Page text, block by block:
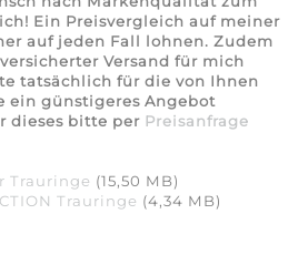
Ein Preisvergleich auf meiner
auf jeden Fall lohnen. Zudem
Versand für mich
tatsächlich für die von Ihnen
ein günstigeres Angebot
dieses bitte per Preisanfrage
Trauringe (15,50 MB)
Trauringe (4,34 MB)